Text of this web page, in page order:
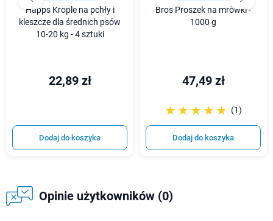
Happs Krople na pchły i
kleszcze dla średnich psów
10-20 kg - 4 sztuki
22,89 zł
Dodaj do koszyka
Bros Proszek na mrówki -
1000 g
47,49 zł
☆☆☆☆☆
★★★★★ (1)
Dodaj do koszyka
Opinie użytkowników (0)